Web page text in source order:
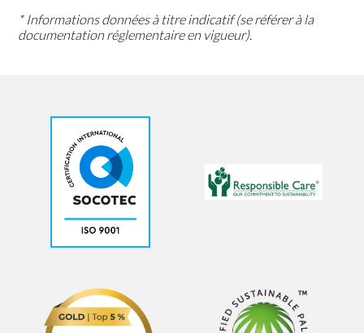
* Informations données à titre indicatif (se référer à la
documentation réglementaire en vigueur).